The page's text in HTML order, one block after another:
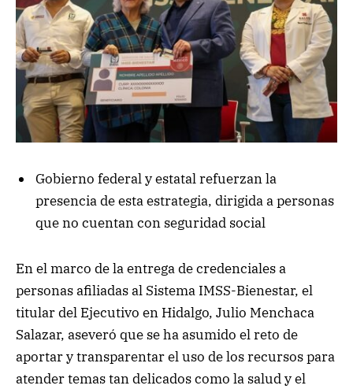
Gobierno federal y estatal refuerzan la
presencia de esta estrategia, dirigida a personas
que no cuentan con seguridad social
En el marco de la entrega de credenciales a
personas afiliadas al Sistema IMSS-Bienestar, el
titular del Ejecutivo en Hidalgo, Julio Menchaca
Salazar, aseveró que se ha asumido el reto de
aportar y transparentar el uso de los recursos para
atender temas tan delicados como la salud y el